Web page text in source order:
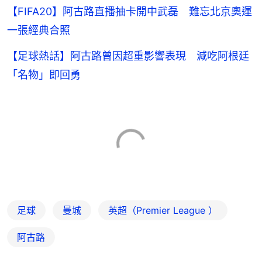
【FIFA20】阿古路直播抽卡開中武磊 難忘北京奧運
一張經典合照
【足球熱話】阿古路曾因超重影響表現 減吃阿根廷
「名物」即回勇
足球 曼城 英超（Premier League ）
阿古路